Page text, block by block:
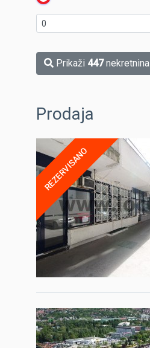
Prikaži 447nekretnina
Prodaja
REZERVISANO